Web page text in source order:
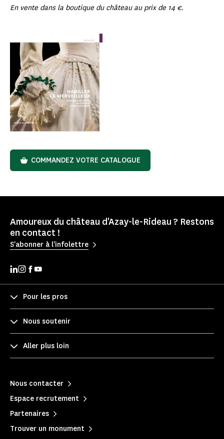
En vente dans la boutique du château au prix de 14 €.
COMMANDEZ VOTRE CATALOGUE
Amoureux du château d'Azay-le-Rideau ? Restons
en contact !
S'abonner à l'infolettre
Pour les pros
Nous soutenir
Aller plus loin
Nous contacter
Espace recrutement
Partenaires
Trouver un monument